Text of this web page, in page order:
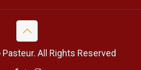
All Rights Reserved